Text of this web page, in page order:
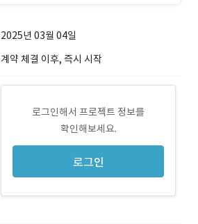
2025년 03월 04일
계약 체결 이후, 즉시 시작
로그인해서 프로젝트 정보를
확인해보세요.
로그인